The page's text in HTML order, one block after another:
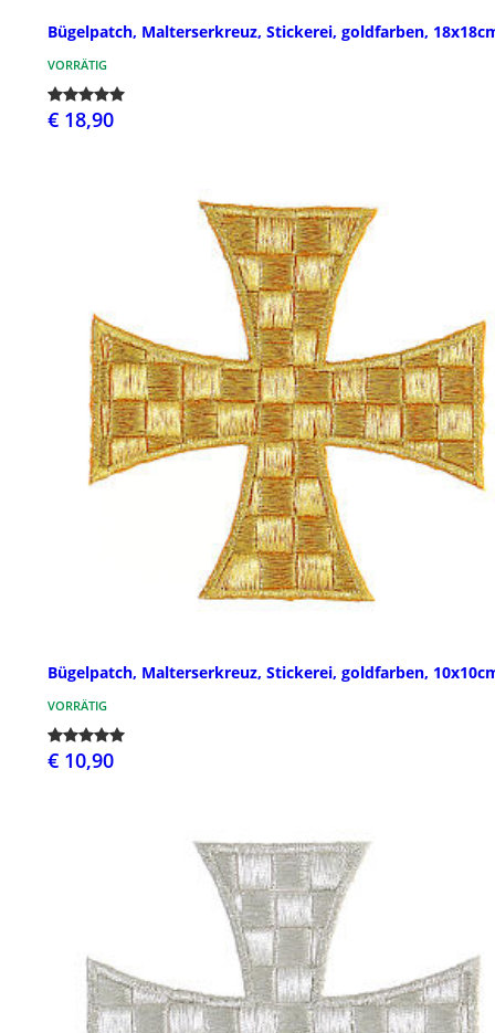
Bügelpatch, Malterserkreuz, Stickerei, goldfarben,
VORRÄTIG
€ 18,90
Bügelpatch, Malterserkreuz, Stickerei, goldfarben,
VORRÄTIG
€ 10,90